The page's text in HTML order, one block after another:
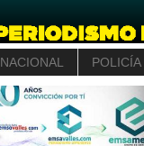
NACIONAL POLICÍA